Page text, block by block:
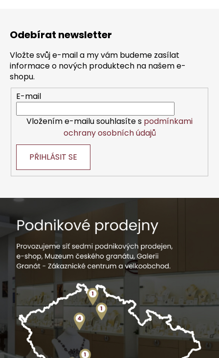
Odebírat newsletter
Vložte svůj e-mail a my vám budeme zasílat
informace o nových produktech na našem e-
shopu.
E-mail
Vložením e-mailu souhlasíte s podmínkami
ochrany osobních údajů
PŘIHLÁSIT SE